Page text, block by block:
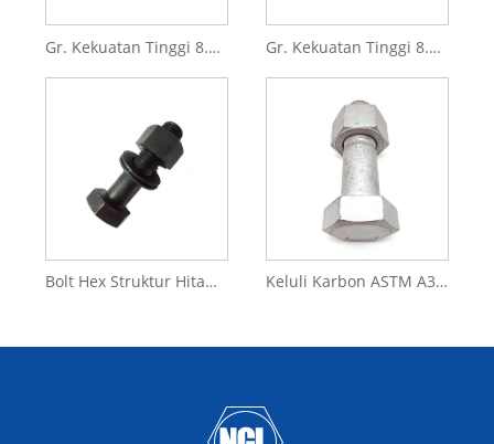
Gr. Kekuatan Tinggi 8.8 Gr.10.9, Gr.12.9 Bolt Heksagon DIN6914 dengan Lebar Besar Merentasi Flat untuk Bolting Struktur Gr. Kekuatan Tinggi 8.8 Gr.10.9, Gr.12.9 ASTM A325,A490 Heavy Hex Bolt
Bolt Hex Struktur Hitam Keluli Kekuatan Tinggi DIN6914 Keluli Karbon ASTM A325 HDG Heavy Hex Head Structural Bolt And Nut